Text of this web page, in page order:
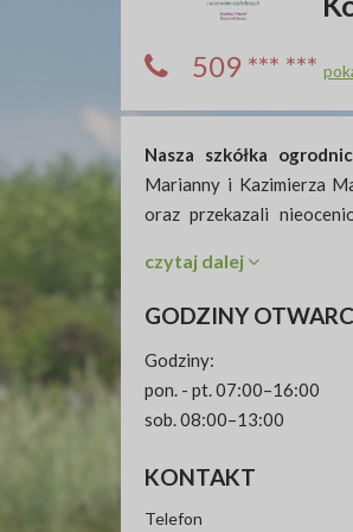
509 *** ***
Nasza szkółka
Marianny i Kazimierza
oraz przekazali
profesjonalizację
produkcji roślin, które
liściastych oraz
jak i za granicą.
Nasza ofertaobejmuje
czytaj dalej
GODZINY
Godziny:
pon. - pt. 07:00–16:00
sob. 08:00–13:00
KONTAKT
Telefon